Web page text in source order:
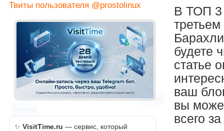
В ТОП 3
будете
статье
ваш
вы
всего
Твиты пользователя @prostolinux
Реклама
✨ VisitTime.ru — сервис, который